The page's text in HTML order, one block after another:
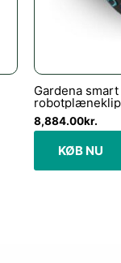
Gardena
8,884.00kr.
KØB NU